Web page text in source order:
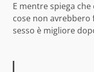
E mentre spiega
cose non avrebbero
sesso è migliore